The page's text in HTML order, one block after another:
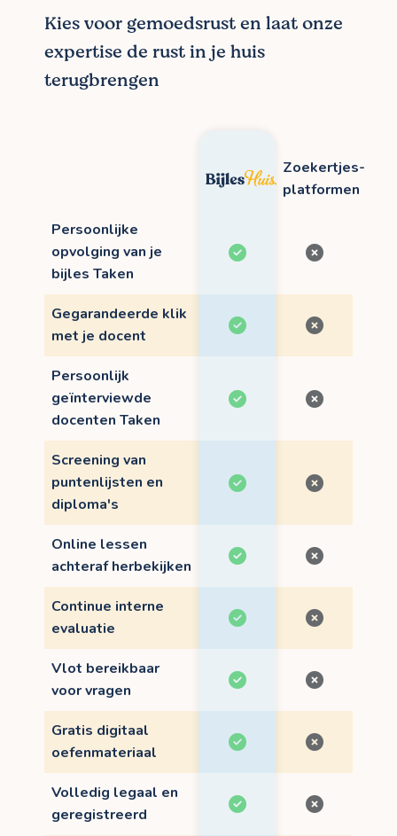
Kies voor gemoedsrust en laat onze
expertise de rust in je huis
terugbrengen
Zoekertjes-
platformen
Persoonlijke
opvolging van je
bijles Taken
Gegarandeerde klik
met je docent
Persoonlijk
geïnterviewde
docenten Taken
Screening van
puntenlijsten en
diploma's
Online lessen
achteraf herbekijken
Continue interne
evaluatie
Vlot bereikbaar
voor vragen
Gratis digitaal
oefenmateriaal
Volledig legaal en
geregistreerd